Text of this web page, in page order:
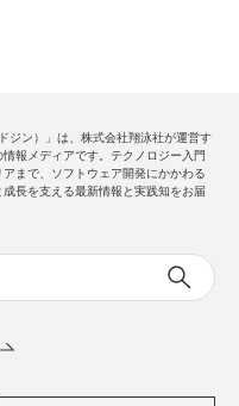
ジン）」は、株式会社翔泳社が運営す
報メディアです。テクノロジー入門
まで、ソフトウェア開発にかかわる
長を支える最新情報と実践知をお届